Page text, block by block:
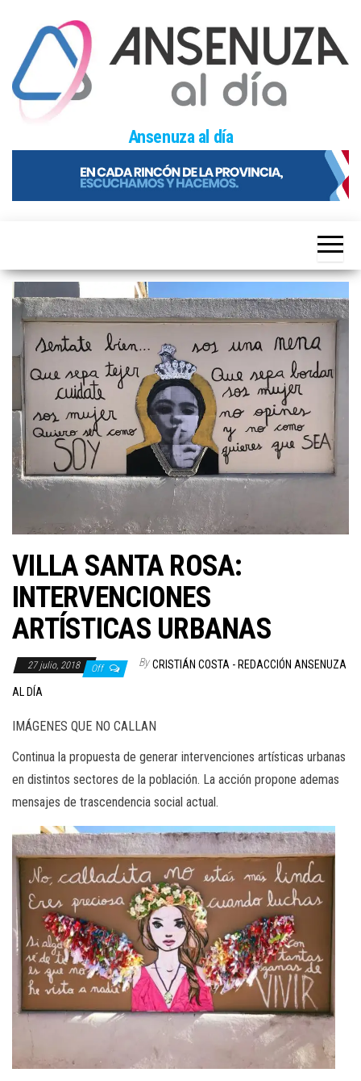
content
Ansenuza al día
VILLA SANTA ROSA:
INTERVENCIONES
ARTÍSTICAS URBANAS
27 julio, 2018 Off By CRISTIÁN COSTA - REDACCIÓN ANSENUZA
AL DÍA
IMÁGENES QUE NO CALLAN
Continua la propuesta de generar intervenciones artísticas urbanas
en distintos sectores de la población. La acción propone ademas
mensajes de trascendencia social actual.